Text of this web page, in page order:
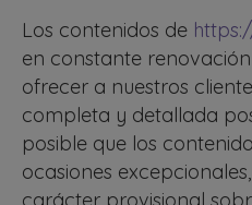
Los contenidos de
en constante
ofrecer a nuestros
completa y detallada
posible que los
ocasiones